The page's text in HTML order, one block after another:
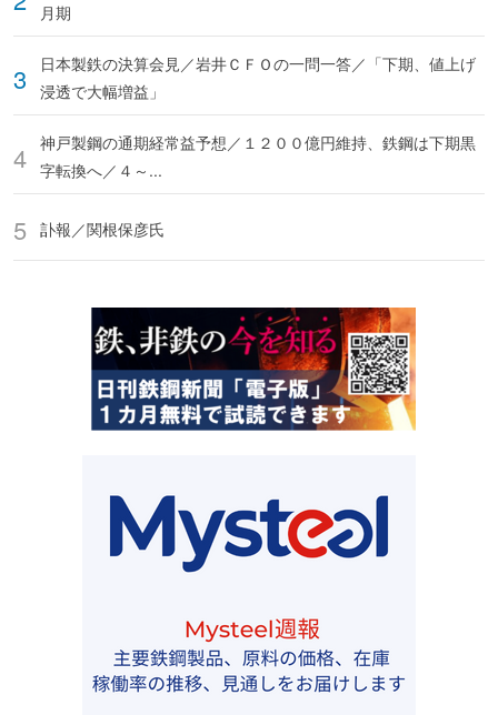
月期
日本製鉄の決算会見／岩井ＣＦＯの一問一答／「下期、値上げ
浸透で大幅増益」
神戸製鋼の通期経常益予想／１２００億円維持、鉄鋼は下期黒
字転換へ／４～...
訃報／関根保彦氏